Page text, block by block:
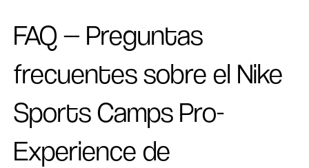
FAQ — Preguntas
frecuentes sobre el Nike
Sports Camps Pro-
Experience de